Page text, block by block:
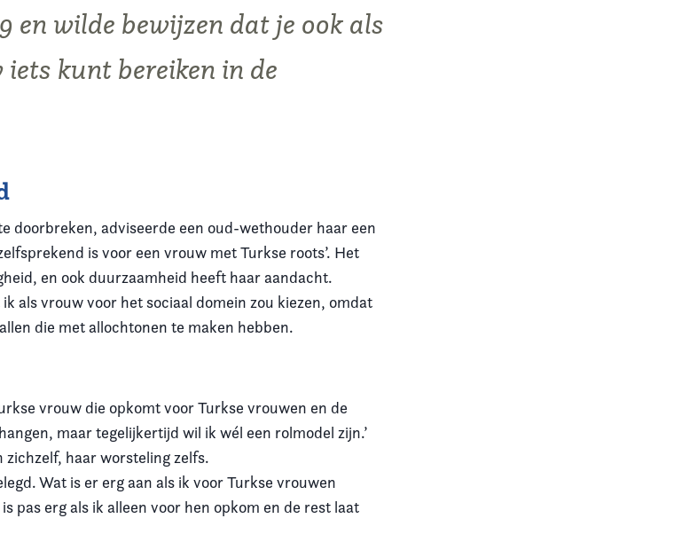
en wilde bewijzen dat je ook als
kunt bereiken in de
doorbreken, adviseerde een oud-wethouder haar een
is voor een vrouw met Turkse roots’. Het
en ook duurzaamheid heeft haar aandacht.
als vrouw voor het sociaal domein zou kiezen, omdat
die met allochtonen te maken hebben.
vrouw die opkomt voor Turkse vrouwen en de
maar tegelijkertijd wil ik wél een rolmodel zijn.’
haar worsteling zelfs.
Wat is er erg aan als ik voor Turkse vrouwen
pas erg als ik alleen voor hen opkom en de rest laat